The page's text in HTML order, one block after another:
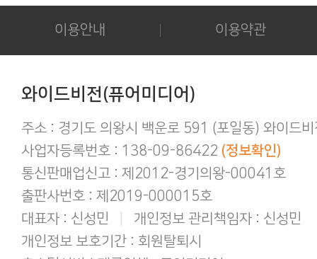
카드결제 결제 중 '세션만료' 문구 노
후기 작성시 화보의 사진을 공개하시
아이폰/아이패드 등 애플기기 화보집
결제후 다운로드 가능기간은 3일간
간편하게 결제하기!
구매 후 후기작성 방법!
이용안내 이용약관
와이드비전(퓨어미디어)
주소 : 경기도 의왕시 백운로 591 (포일동) 와이드비
사업자등록번호 : 138-09-86422 (정보확인)
통신판매업신고 : 제2012-경기의왕-00041호
출판사번호 : 제2019-000015호
대표자 : 신성민
개인정보 관리책임자 : 신성민
개인정보 보호기간 : 회원탈퇴시